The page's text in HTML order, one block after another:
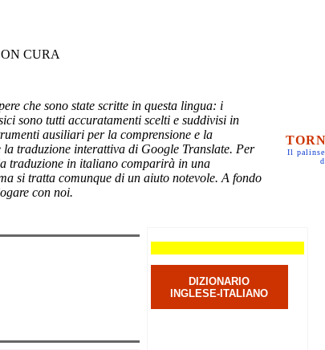
CURA
che sono state scritte in questa lingua: i
sono tutti accuratamenti scelti e suddivisi in
ausiliari per la comprensione e la
traduzione interattiva di Google Translate. Per
traduzione in italiano comparirà in una
si tratta comunque di un aiuto notevole. A fondo
con noi.
Il
DIZIONARIO
INGLESE-ITALIANO